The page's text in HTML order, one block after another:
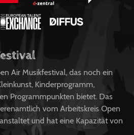
Air Musikfestival, das noch ein
Kinderprogramm,
Programmpunkten bietet. Das
vom Arbeitskreis Open
und hat eine Kapazität von